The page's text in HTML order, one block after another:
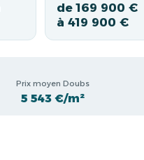
de 169 900 €
à 419 900 €
Prix moyen Doubs
5 543 €/m²